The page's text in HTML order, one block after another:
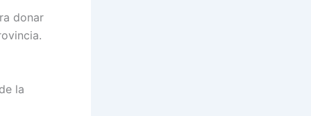
donar
la